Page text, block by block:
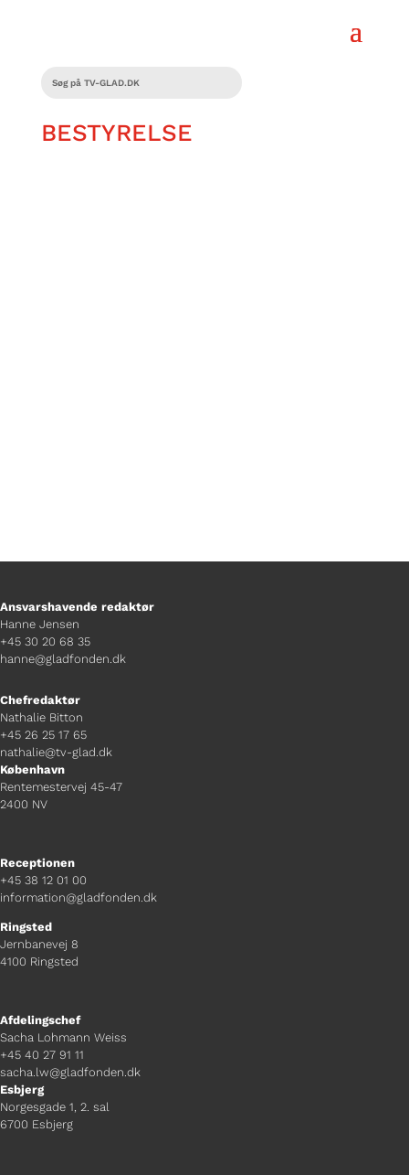
BESTYRELSE
Ansvarshavende redaktør
Hanne Jensen
+45 30 20 68 35
hanne@gladfonden.dk
Chefredaktør
Nathalie Bitton
+45 26 25 17 65
nathalie@tv-glad.dk
København
Rentemestervej 45-47
2400 NV
Receptionen
+45 38 12 01 00
information@gladfonden.dk
Ringsted
Jernbanevej 8
4100 Ringsted
Afdelingschef
Sacha Lohmann Weiss
+45 40 27 91 11
sacha.lw@gladfonden.dk
Esbjerg
Norgesgade 1, 2. sal
6700 Esbjerg